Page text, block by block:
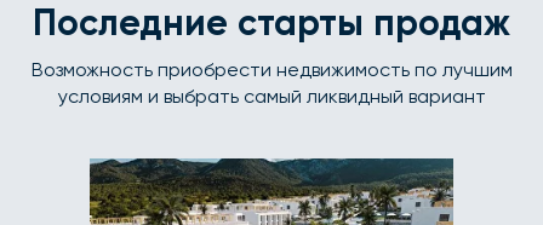
Последние старты продаж
Возможность приобрести недвижимость по лучшим
условиям и выбрать самый ликвидный вариант